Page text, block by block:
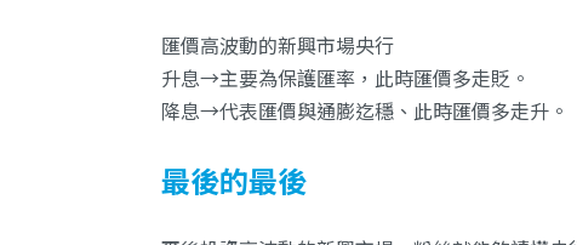
匯價高波動的新興市場央行
升息→主要為保護匯率，此時匯價多走貶。
降息→代表匯價與通膨迄穩、此時匯價多走升。
最後的最後